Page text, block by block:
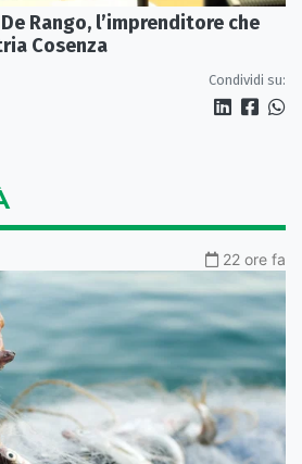
Rango, l’imprenditore che
Cosenza
Condividi su:
22 ore fa